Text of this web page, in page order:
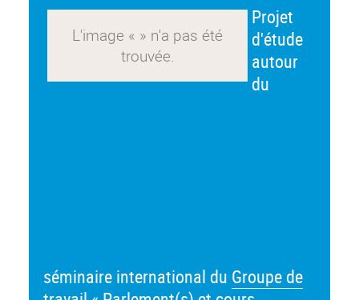
Projet
d'étude
autour
du
séminaire international du Groupe de